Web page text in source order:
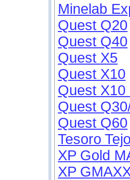
Minelab
Quest Q20
Quest Q40
Quest X5
Quest X10
Quest X10
Quest
Quest Q60
Tesoro
XP Gold
XP